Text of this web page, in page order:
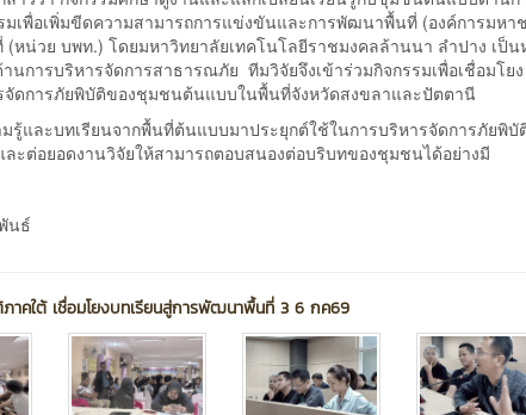
เพื่อเพิ่มขีดความสามารถการแข่งขันและการพัฒนาพื้นที่ (องค์การมหา
น่วย บพท.) โดยมหาวิทยาลัยเทคโนโลยีราชมงคลล้านนา ลำปาง เป็น
การบริหารจัดการสาธารณภัย ทีมวิจัยจึงเข้าร่วมกิจกรรมเพื่อเชื่อมโยง
จัดการภัยพิบัติของชุมชนต้นแบบในพื้นที่จังหวัดสงขลาและปัตตานี
ละบทเรียนจากพื้นที่ต้นแบบมาประยุกต์ใช้ในการบริหารจัดการภัยพิบั
ต่อยอดงานวิจัยให้สามารถตอบสนองต่อบริบทของชุมชนได้อย่างมี
นธ์
คใต้ เชื่อมโยงบทเรียนสู่การพัฒนาพื้นที่ 3 6 กค69